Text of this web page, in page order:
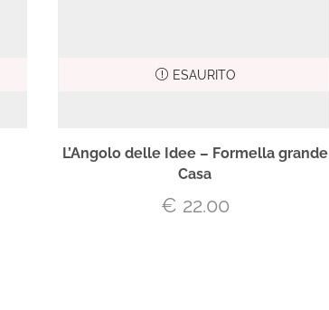
ESAURITO
L’Angolo delle Idee – Formella grande
Casa
€ 22.00